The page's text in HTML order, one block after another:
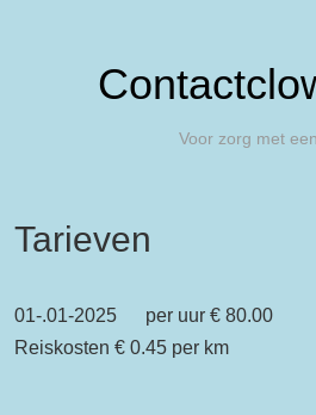
Voor zorg met
Tarieven
01-.01-2025 per uur € 80.00
Reiskosten € 0.45 per km